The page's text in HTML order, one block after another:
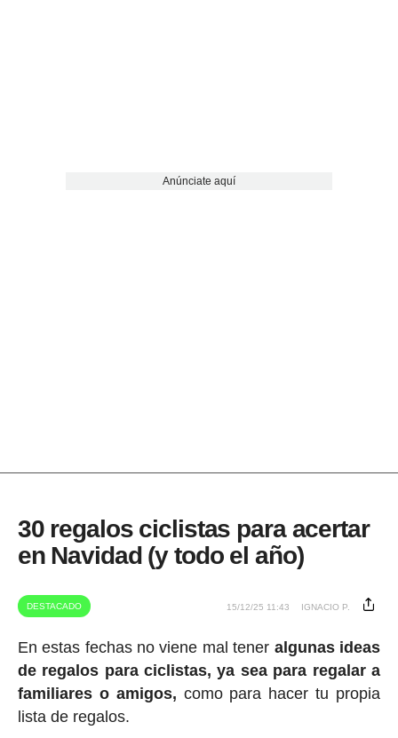
Anúnciate aquí
30 regalos ciclistas para acertar
en Navidad (y todo el año)
DESTACADO 15/12/25 11:43 IGNACIO P.
En estas fechas no viene mal tener algunas ideas
de regalos para ciclistas, ya sea para regalar a
familiares o amigos, como para hacer tu propia
lista de regalos.